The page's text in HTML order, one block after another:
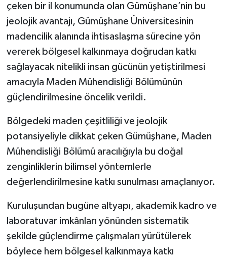
çeken bir il konumunda olan Gümüşhane’nin bu
jeolojik avantajı, Gümüşhane Üniversitesinin
madencilik alanında ihtisaslaşma sürecine yön
vererek bölgesel kalkınmaya doğrudan katkı
sağlayacak nitelikli insan gücünün yetiştirilmesi
amacıyla Maden Mühendisliği Bölümünün
güçlendirilmesine öncelik verildi.
Bölgedeki maden çeşitliliği ve jeolojik
potansiyeliyle dikkat çeken Gümüşhane, Maden
Mühendisliği Bölümü aracılığıyla bu doğal
zenginliklerin bilimsel yöntemlerle
değerlendirilmesine katkı sunulması amaçlanıyor.
Kuruluşundan bugüne altyapı, akademik kadro ve
laboratuvar imkânları yönünden sistematik
şekilde güçlendirme çalışmaları yürütülerek
böylece hem bölgesel kalkınmaya katkı